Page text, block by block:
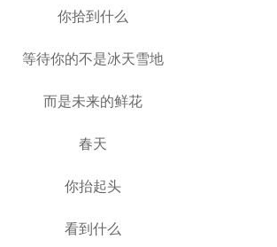
你拾到什么
等待你的不是冰天雪地
而是未来的鲜花
春天
你抬起头
看到什么